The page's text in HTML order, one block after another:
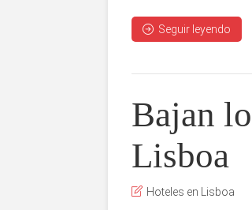
Seguir leyendo
Bajan
Lisboa
Hoteles en Lisboa